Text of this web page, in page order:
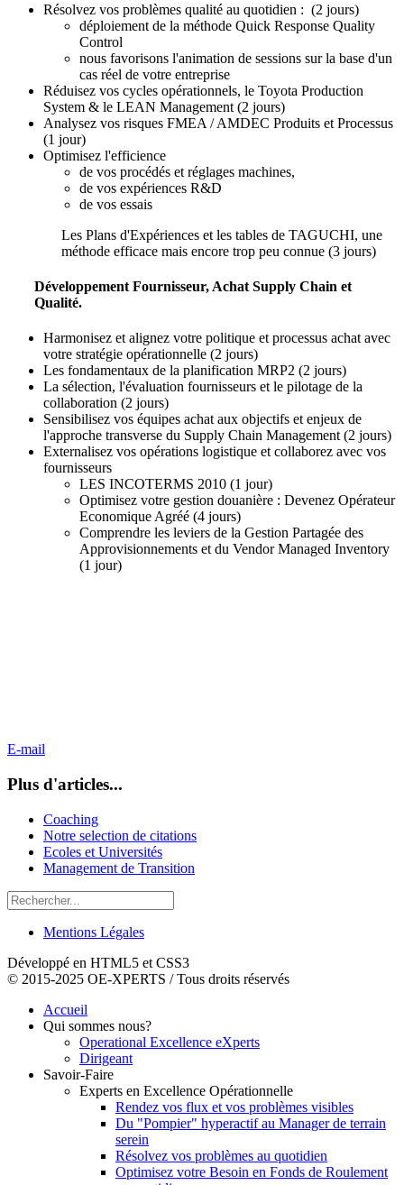
Résolvez vos problèmes qualité au quotidien : (2 jours)
déploiement de la méthode Quick Response Quality
Control
nous favorisons l'animation de sessions sur la base d'un
cas réel de votre entreprise
Réduisez vos cycles opérationnels, le Toyota Production
System & le LEAN Management (2 jours)
Analysez vos risques FMEA / AMDEC Produits et Processus
(1 jour)
Optimisez l'efficience
de vos procédés et réglages machines,
de vos expériences R&D
de vos essais
Les Plans d'Expériences et les tables de TAGUCHI, une
méthode efficace mais encore trop peu connue (3 jours)
Développement Fournisseur, Achat Supply Chain et
Qualité.
Harmonisez et alignez votre politique et processus achat avec
votre stratégie opérationnelle (2 jours)
Les fondamentaux de la planification MRP2 (2 jours)
La sélection, l'évaluation fournisseurs et le pilotage de la
collaboration (2 jours)
Sensibilisez vos équipes achat aux objectifs et enjeux de
l'approche transverse du Supply Chain Management (2 jours)
Externalisez vos opérations logistique et collaborez avec vos
fournisseurs
LES INCOTERMS 2010 (1 jour)
Optimisez votre gestion douanière : Devenez Opérateur
Economique Agréé (4 jours)
Comprendre les leviers de la Gestion Partagée des
Approvisionnements et du Vendor Managed Inventory
(1 jour)
E-mail
Plus d'articles...
Coaching
Notre selection de citations
Ecoles et Universités
Management de Transition
Mentions Légales
Développé en HTML5 et CSS3
© 2015-2025 OE-XPERTS / Tous droits réservés
Accueil
Qui sommes nous?
Operational Excellence eXperts
Dirigeant
Savoir-Faire
Experts en Excellence Opérationnelle
Rendez vos flux et vos problèmes visibles
Du "Pompier" hyperactif au Manager de terrain
serein
Résolvez vos problèmes au quotidien
Optimisez votre Besoin en Fonds de Roulement